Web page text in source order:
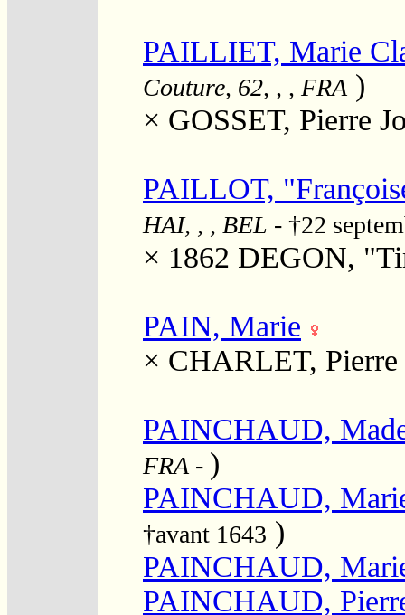
PAILLIET, Marie
Couture, 62, , , FRA )
× GOSSET, Pierre
PAILLOT,
HAI, , , BEL - †22
× 1862 DEGON,
PAIN, Marie
× CHARLET, Pierre
PAINCHAUD,
FRA - )
PAINCHAUD,
†avant 1643 )
PAINCHAUD,
PAINCHAUD,